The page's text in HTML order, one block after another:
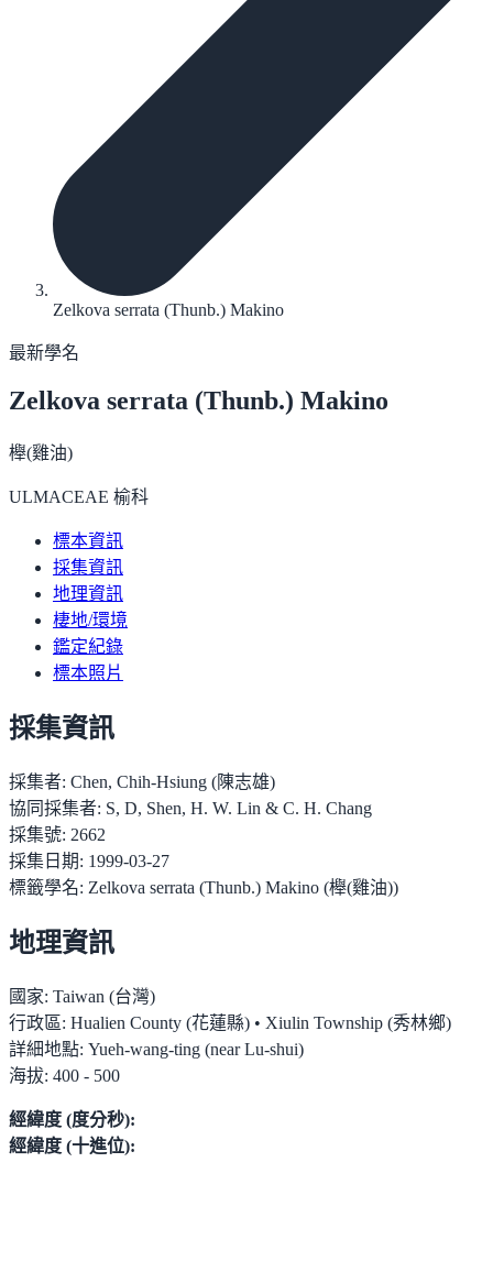
Zelkova serrata (Thunb.) Makino
最新學名
Zelkova serrata (Thunb.) Makino
櫸(雞油)
ULMACEAE 榆科
標本資訊
採集資訊
地理資訊
棲地/環境
鑑定紀錄
標本照片
採集資訊
採集者: Chen, Chih-Hsiung (陳志雄)
協同採集者: S, D, Shen, H. W. Lin & C. H. Chang
採集號: 2662
採集日期: 1999-03-27
標籤學名: Zelkova serrata (Thunb.) Makino (櫸(雞油))
地理資訊
國家: Taiwan (台灣)
行政區: Hualien County (花蓮縣) • Xiulin Township (秀林鄉)
詳細地點: Yueh-wang-ting (near Lu-shui)
海拔: 400 - 500
經緯度 (度分秒):
經緯度 (十進位):